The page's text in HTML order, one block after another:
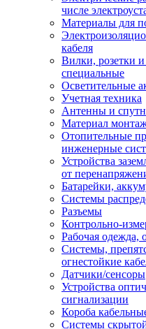
числе
Материалы для
кабеля
Вилки, розетки
специальные
Осветительные
Учетная техника
Антенны и
Материал
Отопительные
инженерные
Устройства
от
Батарейки,
Системы
Разъемы
Контрольно-
Рабочая одежда,
Системы,
огнестойкие
Датчики/сенсоры
Устройства
сигнализации
Короба
Системы